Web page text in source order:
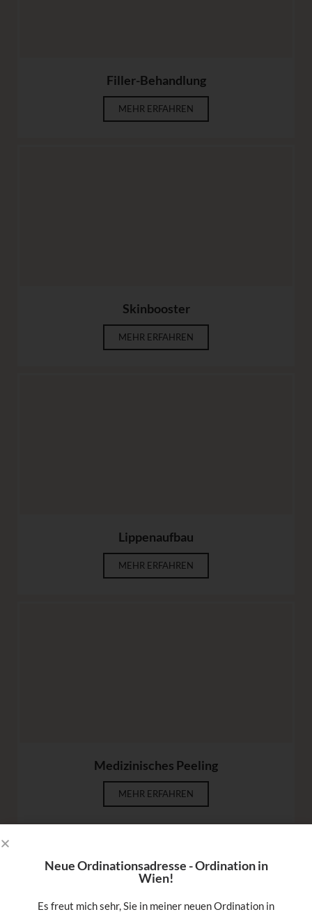
Filler-Behandlung
MEHR ERFAHREN
Skinbooster
MEHR ERFAHREN
Lippenaufbau
MEHR ERFAHREN
Medizinisches Peeling
MEHR ERFAHREN
Neue Ordinationsadresse - Ordination in
Wien!
Es freut mich sehr, Sie in meiner neuen Ordination in